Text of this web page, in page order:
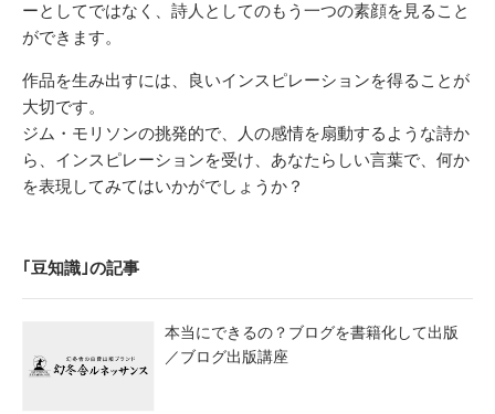
ーとしてではなく、詩人としてのもう一つの素顔を見ること
ができます。
作品を生み出すには、良いインスピレーションを得ることが
大切です。
ジム・モリソンの挑発的で、人の感情を扇動するような詩か
ら、インスピレーションを受け、あなたらしい言葉で、何か
を表現してみてはいかがでしょうか？
｢豆知識｣の記事
本当にできるの？ブログを書籍化して出版
／ブログ出版講座